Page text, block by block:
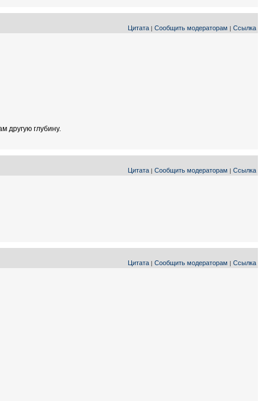
Цитата | Сообщить модераторам | Ссылка
другую глубину.
Цитата | Сообщить модераторам | Ссылка
Цитата | Сообщить модераторам | Ссылка